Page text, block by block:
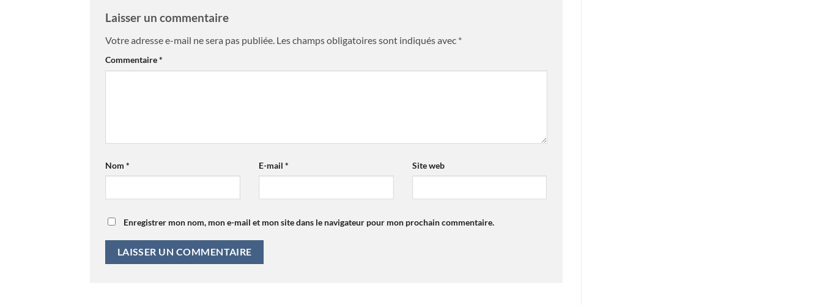
Laisser un commentaire
Votre adresse e-mail ne sera pas publiée. Les champs obligatoires sont indiqués avec *
Commentaire*
Nom * E-mail * Site web
Enregistrer mon nom, mon e-mail et mon site dans le navigateur pour mon prochain commentaire.